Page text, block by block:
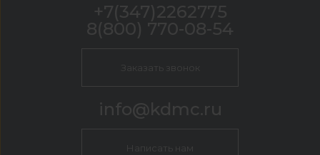
+7(347)2262775
8(800) 770-08-54
Заказать звонок
info@kdmc.ru
Написать нам